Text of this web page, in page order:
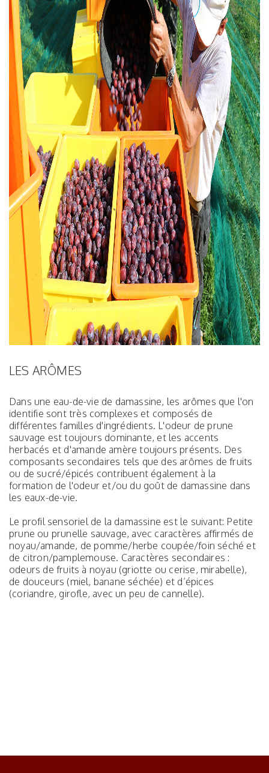
LES ARÔMES
Dans une eau-de-vie de damassine, les arômes que l'on
identifie sont très complexes et composés de
différentes familles d'ingrédients. L'odeur de prune
sauvage est toujours dominante, et les accents
herbacés et d'amande amère toujours présents. Des
composants secondaires tels que des arômes de fruits
ou de sucré/épicés contribuent également à la
formation de l'odeur et/ou du goût de damassine dans
les eaux-de-vie.
Le profil sensoriel de la damassine est le suivant: Petite
prune ou prunelle sauvage, avec caractères affirmés de
noyau/amande, de pomme/herbe coupée/foin séché et
de citron/pamplemouse. Caractères secondaires :
odeurs de fruits à noyau (griotte ou cerise, mirabelle),
de douceurs (miel, banane séchée) et d’épices
(coriandre, girofle, avec un peu de cannelle).